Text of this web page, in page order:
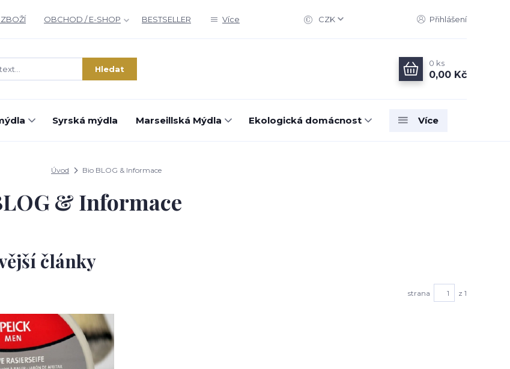
OBCHOD / E-SHOP BESTSELLER Více CZK Přihlášení
Hledat
0 ks
0,00 Kč
Syrská mýdla Marseillská Mýdla Ekologická domácnost Více
Úvod Bio BLOG & Informace
& Informace
články
strana z 1